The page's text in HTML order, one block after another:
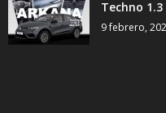
Techno 1.3
9 febrero,